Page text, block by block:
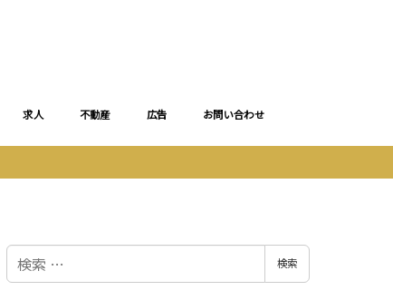
求人 不動産 広告 お問い合わせ
検
検索